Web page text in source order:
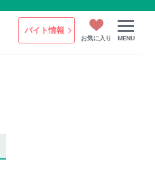
バイト情報
お気に入り MENU